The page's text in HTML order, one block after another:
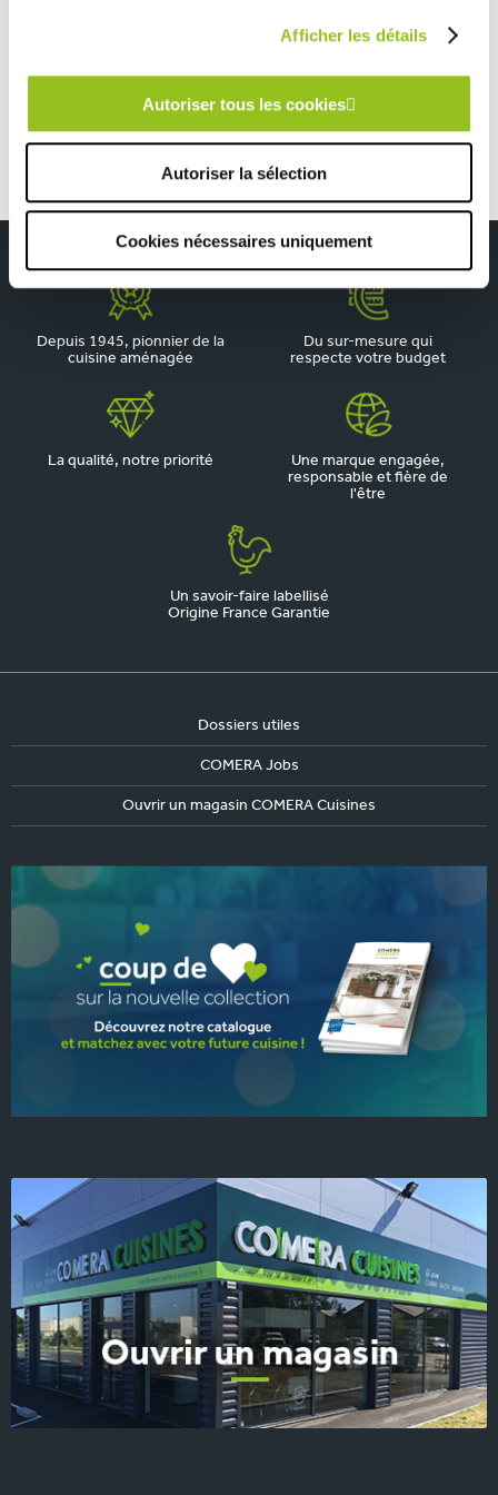
Afficher les détails
Autoriser tous les cookies
Autoriser la sélection
Cookies nécessaires uniquement
TOUTES NOS RÉALISATIONS
Depuis 1945, pionnier de la
cuisine aménagée
Du sur-mesure qui
respecte votre budget
La qualité, notre priorité
Une marque engagée,
responsable et fière de
l'être
Un savoir-faire labellisé
Origine France Garantie
Dossiers utiles
COMERA Jobs
Ouvrir un magasin COMERA Cuisines